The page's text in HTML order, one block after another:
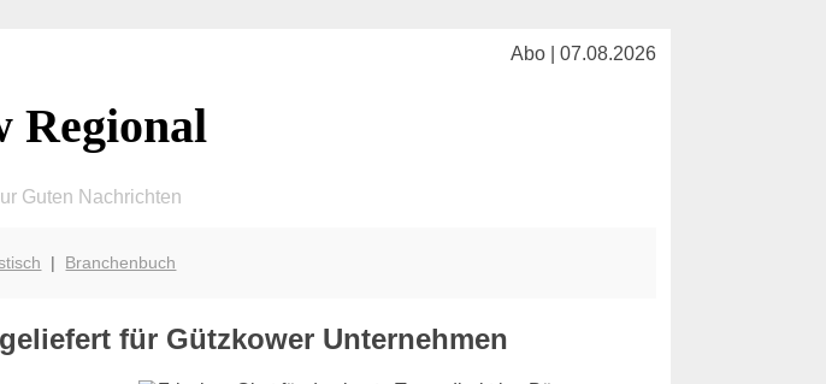
Abo | 07.08.2026
Regional
Guten Nachrichten
| Branchenbuch
für Gützkower Unternehmen